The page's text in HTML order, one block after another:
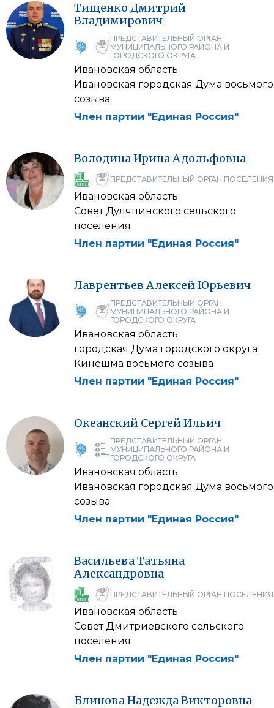
Тищенко Дмитрий
Владимирович
ПРЕДСТАВИТЕЛЬНЫЙ ОРГАН
МУНИЦИПАЛЬНОГО РАЙОНА И
ГОРОДСКОГО ОКРУГА
Ивановская область
Ивановская городская Дума восьмого
созыва
Член партии "Единая Россия"
ВолодинаИринаАдольфовна
ПРЕДСТАВИТЕЛЬНЫЙ ОРГАН ПОСЕЛЕНИЯ
Ивановская область
Совет Дуляпинского сельского
поселения
Член партии "Единая Россия"
Лаврентьев АлексейЮрьевич
ПРЕДСТАВИТЕЛЬНЫЙ ОРГАН
МУНИЦИПАЛЬНОГО РАЙОНА И
ГОРОДСКОГО ОКРУГА
Ивановская область
городская Дума городского округа
Кинешма восьмого созыва
Член партии "Единая Россия"
Океанский СергейИльич
ПРЕДСТАВИТЕЛЬНЫЙ ОРГАН
МУНИЦИПАЛЬНОГО РАЙОНА И
ГОРОДСКОГО ОКРУГА
Ивановская область
Ивановская городская Дума восьмого
созыва
Член партии "Единая Россия"
ВасильеваТатьяна
Александровна
ПРЕДСТАВИТЕЛЬНЫЙ ОРГАН ПОСЕЛЕНИЯ
Ивановская область
Совет Дмитриевского сельского
поселения
Член партии "Единая Россия"
БлиноваНадеждаВикторовна